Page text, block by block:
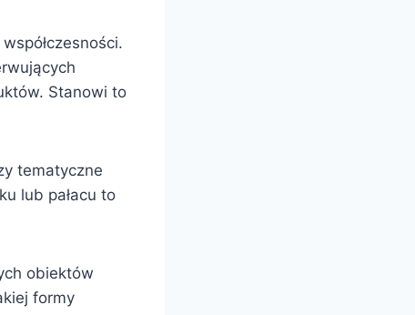
Stanowi to
tematyczne
lub pałacu to
obiektów
formy